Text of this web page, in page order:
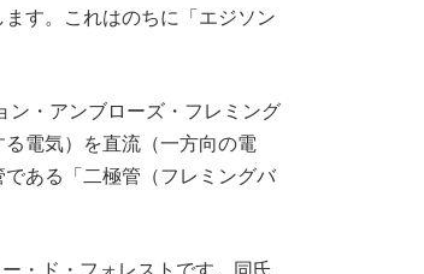
す。これはのちに「エジソン
・アンブローズ・フレミング
電気）を直流（一方向の電
ある「二極管（フレミングバ